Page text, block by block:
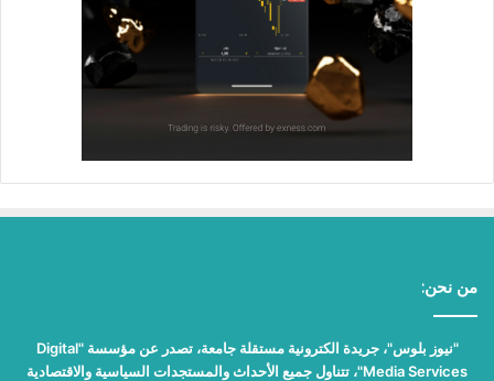
من نحن:
"نيوز بلوس"، جريدة الكترونية مستقلة جامعة، تصدر عن مؤسسة "Digital
Media Services"، تتناول جميع الأحداث والمستجدات السياسية والاقتصادية